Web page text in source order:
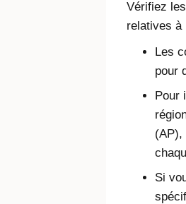
Vérifiez
relatives à
Les
pour
Pour
(AP),
Si